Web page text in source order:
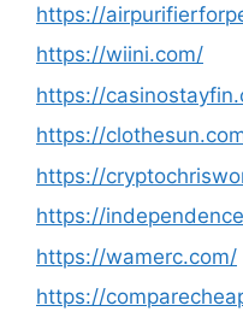
https://
https://wiini.com/
https://
https://
https://
https://
https://wamerc.com/
https://